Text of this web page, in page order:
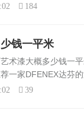
议和合同。所需手
184
钱一平米
漆大概多少钱一平
一家DFENEX达芬
一下艺术涂料哪
39